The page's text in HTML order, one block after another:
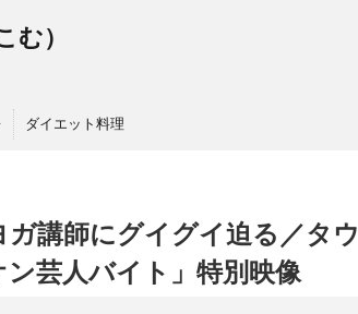
む）
ダイエット料理
講師にグイグイ迫る／タウ
芸人バイト」特別映像